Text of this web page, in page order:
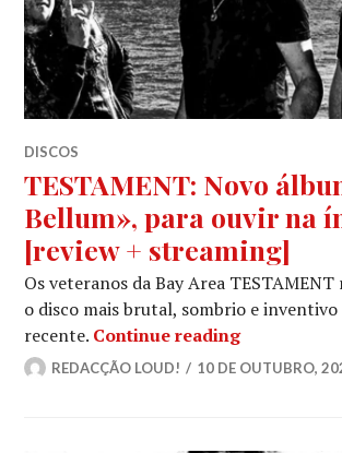
DISCOS
TESTAMENT: Novo
Bellum», para ouvir na
[review + streaming]
Os veteranos da Bay Area
o disco mais brutal, sombrio e inventivo
recente. Continue reading
REDACÇÃO LOUD! 10 DE OUTUBRO,